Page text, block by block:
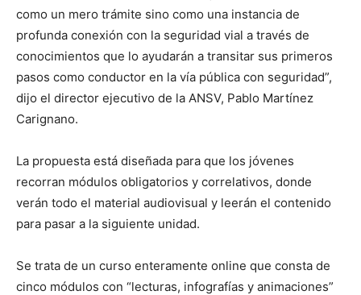
como un mero trámite sino como una instancia de
profunda conexión con la seguridad vial a través de
conocimientos que lo ayudarán a transitar sus primeros
pasos como conductor en la vía pública con seguridad”,
dijo el director ejecutivo de la ANSV, Pablo Martínez
Carignano.
La propuesta está diseñada para que los jóvenes
recorran módulos obligatorios y correlativos, donde
verán todo el material audiovisual y leerán el contenido
para pasar a la siguiente unidad.
Se trata de un curso enteramente online que consta de
cinco módulos con “lecturas, infografías y animaciones”